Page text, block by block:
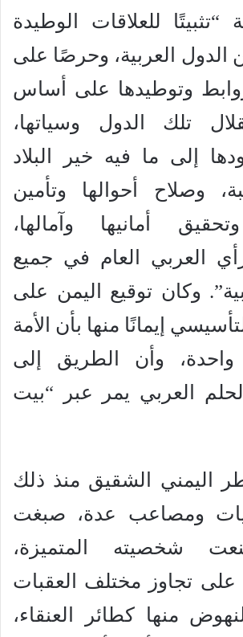
“تثبيتًا للعلاقات الوطيدة
الدول العربية، وحرصًا على
وتوطيدها على أساس
تلك الدول وسياتها،
إلى ما فيه خير البلاد
وصلاح أحوالها وتأمين
أمانيها وآمالها،
العربي العام في جميع
وكان توقيع اليمن على
إيمانًا منها بأن الأمة
واحدة، وأن الطريق إلى
العربي يمر عبر “بيت
اليمني الشقيق منذ ذلك
ومصاعب عدة، صبغت
شخصيته المتميزة،
على تجاوز مختلف العقبات
منها كطائر العنقاء،